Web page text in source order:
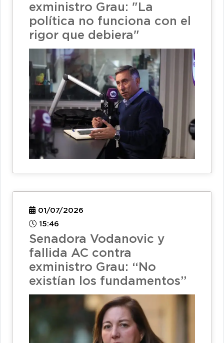
exministro Grau: "La
política no funciona con el
rigor que debiera"
01/07/2026
15:46
Senadora Vodanovic y
fallida AC contra
exministro Grau: “No
existían los fundamentos”